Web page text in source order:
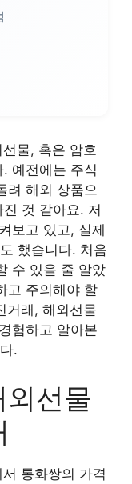
물, 혹은 암호
예전에는 주식
려 해외 상품으
것 같아요. 저
보고 있고, 실제
했습니다. 처음
수 있을 줄 알았
고 주의해야 할
거래, 해외선물
험하고 알아본
.
선물
통화쌍의 가격